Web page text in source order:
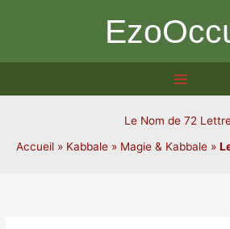
Le Nom de 72
Accueil » Kabbale » Magie & Kabbale »